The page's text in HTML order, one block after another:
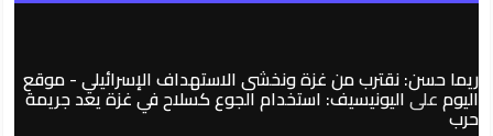
ريما حسن: نقترب من غزة ونخشى الاستهداف الإسرائيلي - موقع
اليومعلىاليونيسيف: استخدام الجوع كسلاح في غزة يعد جريمة
حرب